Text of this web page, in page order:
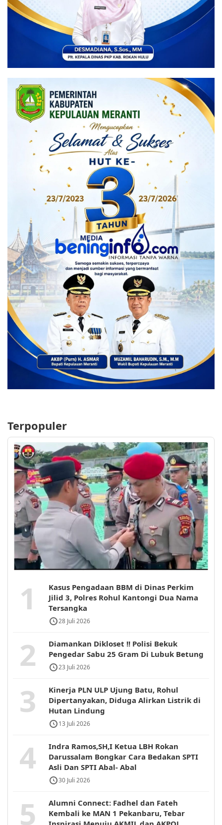
Terpopuler
1
Kasus Pengadaan BBM di Dinas Perkim
Jilid 3, Polres Rohul Kantongi Dua Nama
Tersangka
28 Juli 2026
2
Diamankan Dikloset !! Polisi Bekuk
Pengedar Sabu 25 Gram Di Lubuk Betung
23 Juli 2026
3
Kinerja PLN ULP Ujung Batu, Rohul
Dipertanyakan, Diduga Alirkan Listrik di
Hutan Lindung
13 Juli 2026
4
Indra Ramos,SH,I Ketua LBH Rokan
Darussalam Bongkar Cara Bedakan SPTI
Asli Dan SPTI Abal- Abal
30 Juli 2026
5
Alumni Connect: Fadhel dan Fateh
Kembali ke MAN 1 Pekanbaru, Tebar